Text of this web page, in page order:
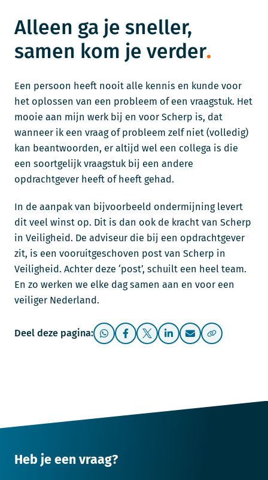
Alleen ga je sneller,
samen kom je verder
Een persoon heeft nooit alle kennis en kunde voor
het oplossen van een probleem of een vraagstuk. Het
mooie aan mijn werk bij en voor Scherp is, dat
wanneer ik een vraag of probleem zelf niet (volledig)
kan beantwoorden, er altijd wel een collega is die
een soortgelijk vraagstuk bij een andere
opdrachtgever heeft of heeft gehad.
In de aanpak van bijvoorbeeld ondermijning levert
dit veel winst op. Dit is dan ook de kracht van Scherp
in Veiligheid. De adviseur die bij een opdrachtgever
zit, is een vooruitgeschoven post van Scherp in
Veiligheid. Achter deze ‘post’, schuilt een heel team.
En zo werken we elke dag samen aan en voor een
veiliger Nederland.
Deel deze pagina:
Heb je een vraag?